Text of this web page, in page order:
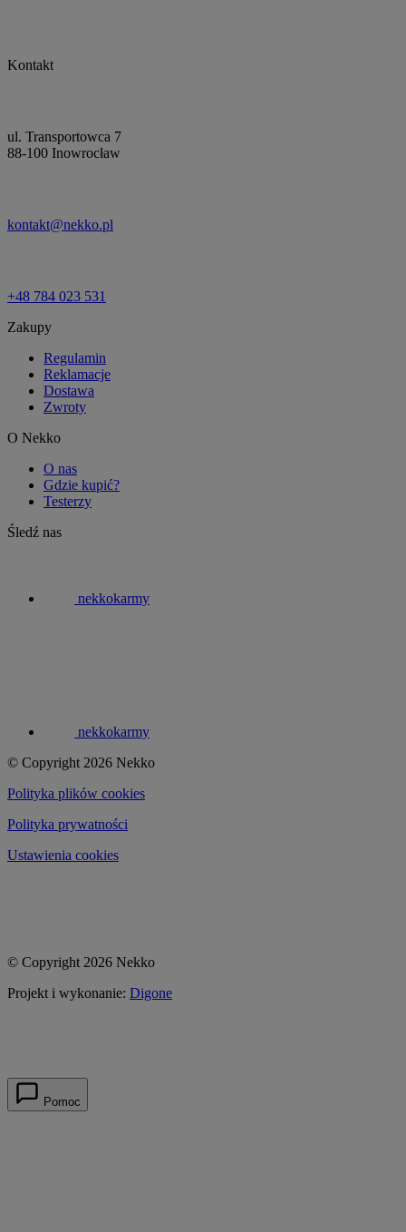
Kontakt
ul. Transportowca 7
88-100 Inowrocław
kontakt@nekko.pl
+48 784 023 531
Zakupy
Regulamin
Reklamacje
Dostawa
Zwroty
O Nekko
O nas
Gdzie kupić?
Testerzy
Śledź nas
nekkokarmy
nekkokarmy
© Copyright 2026 Nekko
Polityka plików cookies
Polityka prywatności
Ustawienia cookies
© Copyright 2026 Nekko
Projekt i wykonanie: Digone
Pomoc